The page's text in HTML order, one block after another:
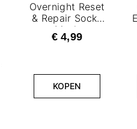
Overnight Reset
& Repair Socks
Mask
€ 4,99
KOPEN